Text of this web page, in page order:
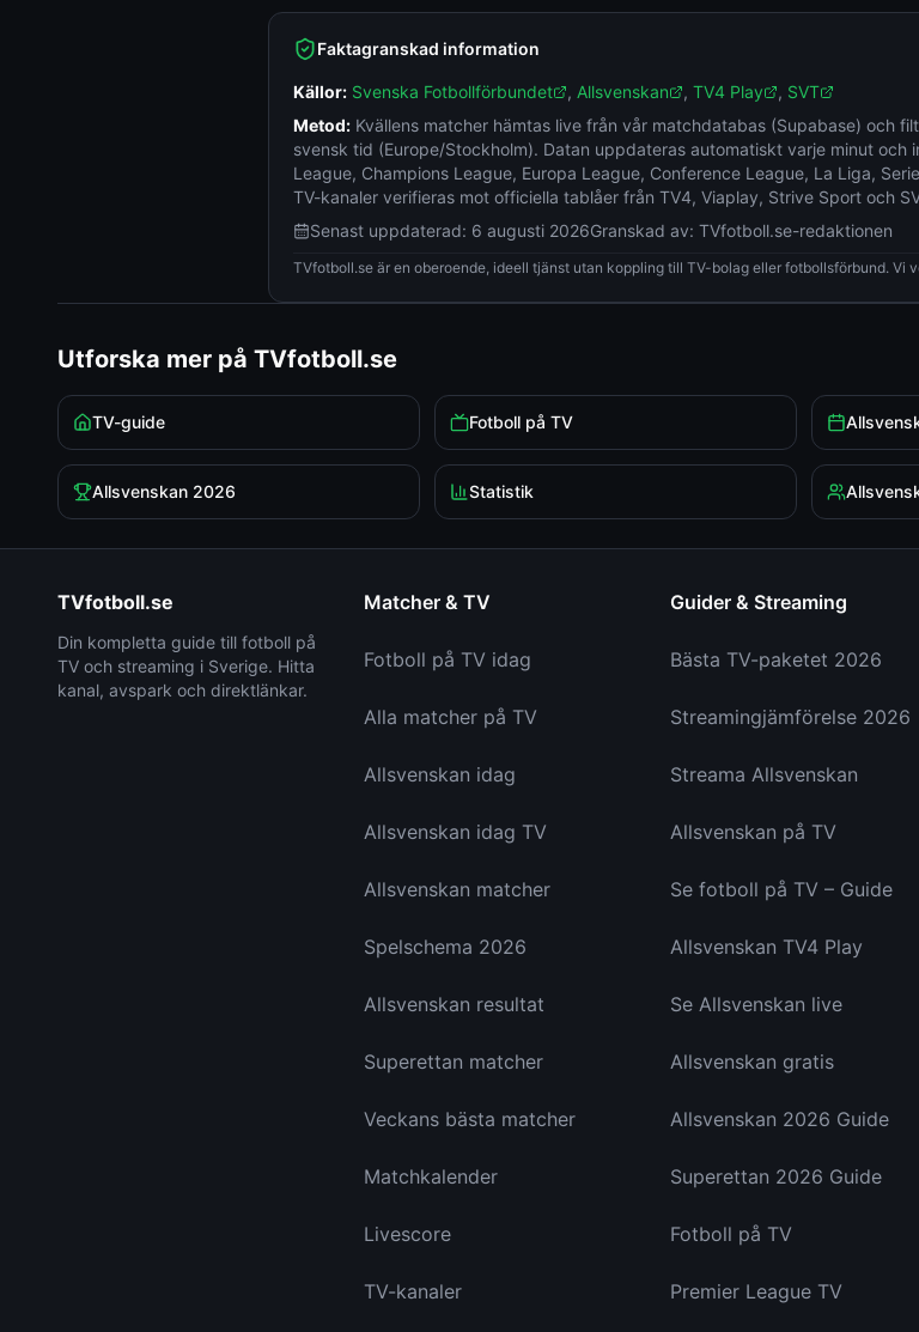
Faktagranskad information
Källor: Svenska Fotbollförbundet , Allsvenskan , TV4 Play , SVT
Metod: Kvällens matcher hämtas live från vår matchdatabas (Supabase) och
svensk tid (Europe/Stockholm). Datan uppdateras automatiskt varje minut och
League, Champions League, Europa League, Conference League, La Liga,
TV-kanaler verifieras mot officiella tablåer från TV4, Viaplay, Strive Sport och
Senast uppdaterad: 6 augusti 2026Granskad av: TVfotboll.se-redaktionen
TVfotboll.se är en oberoende, ideell tjänst utan koppling till TV-bolag eller fotbollsförbund. Vi
Utforska mer på TVfotboll.se
TV-guide Fotboll på TV
Allsvenskan 2026 Statistik
TVfotboll.se
Din kompletta guide till fotboll på
TV och streaming i Sverige. Hitta
kanal, avspark och direktlänkar.
Matcher & TV
Fotboll på TV idag
Alla matcher på TV
Allsvenskan idag
Allsvenskan idag TV
Allsvenskan matcher
Spelschema 2026
Allsvenskan resultat
Superettan matcher
Veckans bästa matcher
Matchkalender
Livescore
TV-kanaler
Guider & Streaming
Bästa TV-paketet 2026
Streamingjämförelse 2026
Streama Allsvenskan
Allsvenskan på TV
Se fotboll på TV – Guide
Allsvenskan TV4 Play
Se Allsvenskan live
Allsvenskan gratis
Allsvenskan 2026 Guide
Superettan 2026 Guide
Fotboll på TV
Premier League TV